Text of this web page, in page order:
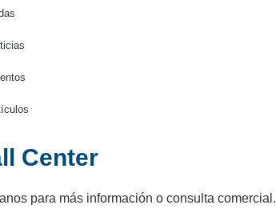
Carretera
Center
para más información o consulta comercial.